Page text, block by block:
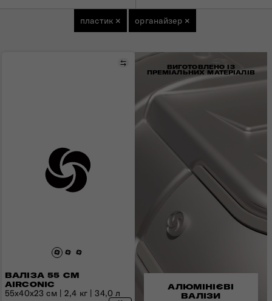
пластик × органайзер ×
ВАЛІЗА 55 СМ
AIRCONIC
Порівняти
55x40x23 см | 2,4 кг | 34,0 л
ВИГОТОВЛЕНО ІЗ
ПРЕМІАЛЬНИХ МАТЕРІАЛІВ
АЛЮМІНІЄВІ
ВАЛІЗИ